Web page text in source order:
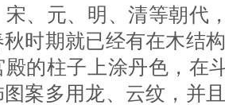
、元、明、清等朝代
时期就已经有在木结
殿的柱子上涂丹色，在
案多用龙、云纹，并